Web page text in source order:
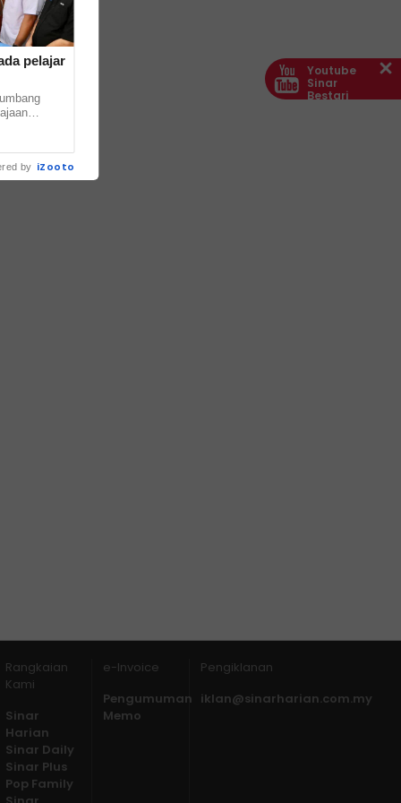
Rangkaian
Kami
Sinar
Harian
Sinar Daily
Sinar Plus
Pop Family
e-Invoice
Pengumuman
Memo
Pengiklanan
iklan@sinarharian.com.my
Youtube
Sinar
Bestari
pelajar
by iZooto